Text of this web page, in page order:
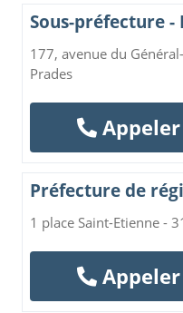
Sous-préfecture -
177, avenue du
Prades
Préfecture de
1 place Saint-Etienne -